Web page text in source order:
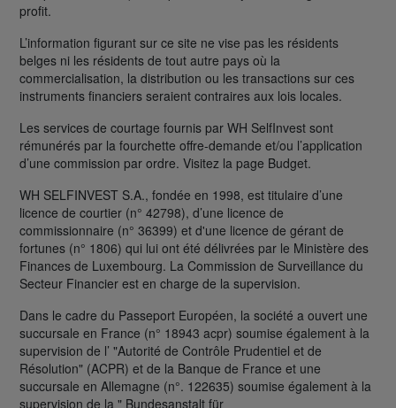
profit.
L’information figurant sur ce site ne vise pas les résidents
belges ni les résidents de tout autre pays où la
commercialisation, la distribution ou les transactions sur ces
instruments financiers seraient contraires aux lois locales.
Les services de courtage fournis par WH SelfInvest sont
rémunérés par la fourchette offre-demande et/ou l’application
d’une commission par ordre. Visitez la page Budget.
WH SELFINVEST S.A., fondée en 1998, est titulaire d’une
licence de courtier (n° 42798), d’une licence de
commissionnaire (n° 36399) et d'une licence de gérant de
fortunes (n° 1806) qui lui ont été délivrées par le Ministère des
Finances de Luxembourg. La Commission de Surveillance du
Secteur Financier est en charge de la supervision.
Dans le cadre du Passeport Européen, la société a ouvert une
succursale en France (n° 18943 acpr) soumise également à la
supervision de l’ "Autorité de Contrôle Prudentiel et de
Résolution" (ACPR) et de la Banque de France et une
succursale en Allemagne (n°. 122635) soumise également à la
supervision de la " Bundesanstalt für